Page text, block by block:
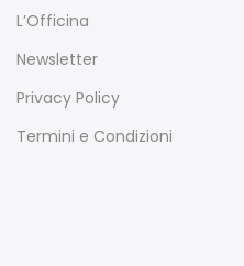
L’Officina
Newsletter
Privacy Policy
Termini e Condizioni